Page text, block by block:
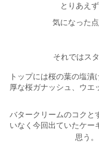
とりあえ
気になった
トップには桜の葉の塩
厚な桜ガナッシュ、ウエ
バタークリームのコクと
いなく今回出ていたケー
思う。